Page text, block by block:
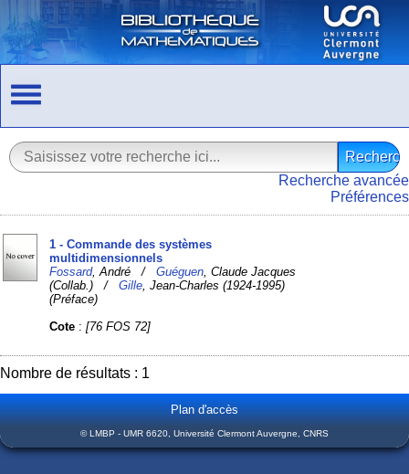
Recherche avancée
Préférences
1 - Commande des systèmes
multidimensionnels
Fossard, André /Guéguen , Claude Jacques
(Collab.) /Gille , Jean-Charles (1924-1995)
(Préface)
Cote :[76 FOS 72]
Nombre de résultats : 1
Plan d'accès
© LMBP - UMR 6620, Université Clermont Auvergne, CNRS